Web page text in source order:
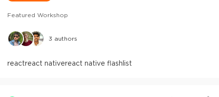
Featured Workshop
3 authors
reactreact nativereact native flashlist